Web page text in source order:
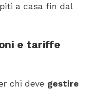
a casa fin dal
e tariffe
chi deve gestire